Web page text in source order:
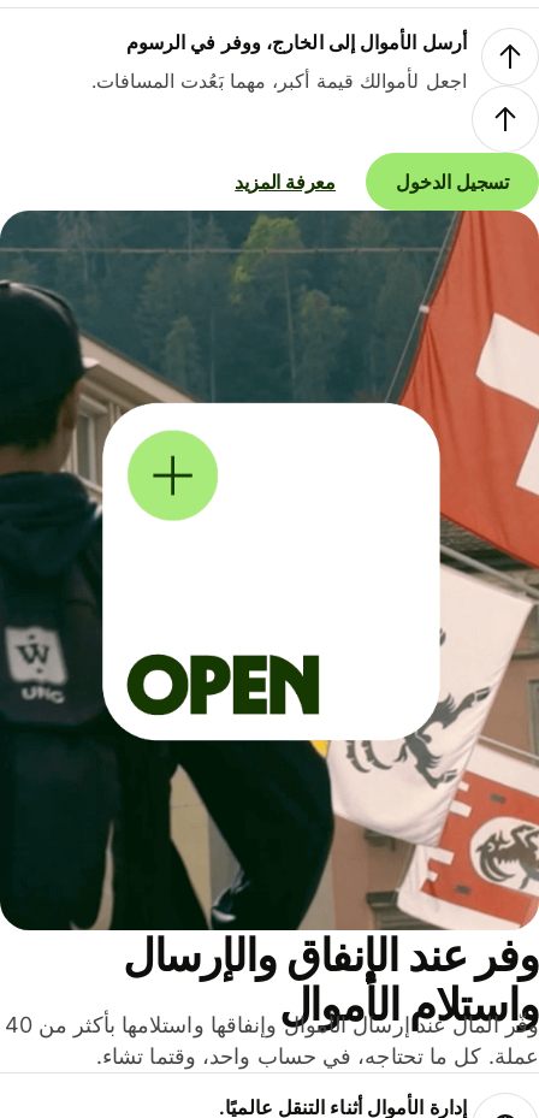
أرسل الأموال إلى الخارج، ووفر في الرسوم
اجعل لأموالك قيمة أكبر، مهما بَعُدت المسافات.
تسجيل الدخول معرفة المزيد
عند الإنفاق والإرسال
الأموال
وفّر المال عند إرسال الأموال وإنفاقها واستلامها بأكثر من 40
كل ما تحتاجه، في حساب واحد، وقتما تشاء.
إدارة الأموال أثناء التنقل عالميًا.